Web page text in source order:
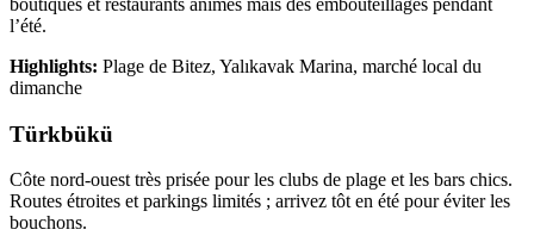
l’été.
Highlights: Plage de Bitez, Yalıkavak Marina, marché local du
dimanche
Türkbükü
Côte nord-ouest très prisée pour les clubs de plage et les bars chics.
Routes étroites et parkings limités ; arrivez tôt en été pour éviter les
bouchons.